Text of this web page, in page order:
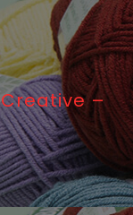
Creative –